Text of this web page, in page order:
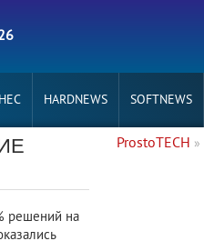
HARDNEWS SOFTNEWS
решений на
ProstoTECH »
10 358 0